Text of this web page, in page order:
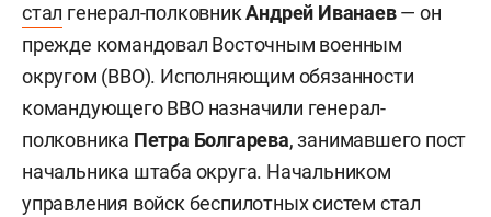
стал генерал-полковникАндрей Иванаев— он
прежде командовал Восточным военным
округом (ВВО). Исполняющим обязанности
командующего ВВО назначили генерал-
полковника Петра Болгарева, занимавшего пост
начальника штаба округа. Начальником
управления войск беспилотных систем стал